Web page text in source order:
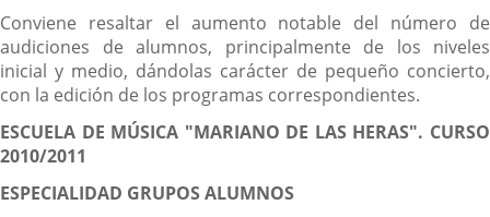
Conviene resaltar el aumento notable del número de
audiciones de alumnos, principalmente de los niveles
inicial y medio, dándolas carácter de pequeño concierto,
con la edición de los programas correspondientes.
ESCUELA DE MÚSICA "MARIANO DE LAS HERAS". CURSO
2010/2011
ESPECIALIDAD GRUPOS ALUMNOS